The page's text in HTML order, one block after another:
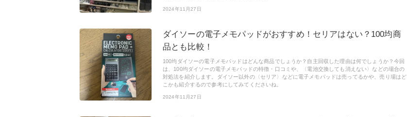
2024年11月27日
ダイソーの電子メモパッドがおすすめ！セリアはない？100均商
品とも比較！
100均ダイソーの電子メモパッドはどんな商品でしょうか？自主回収した理由は何でしょうか？今回
は、100均ダイソーの電子メモパッドの特徴・口コミや、〈電池交換しても消えない〉などの場合の
対処法を紹介します。ダイソー以外の〈セリア〉などに電子メモパッドは売ってるかや、売り場はど
こかも紹介するので参考にしてみてくださいね。
2024年11月27日